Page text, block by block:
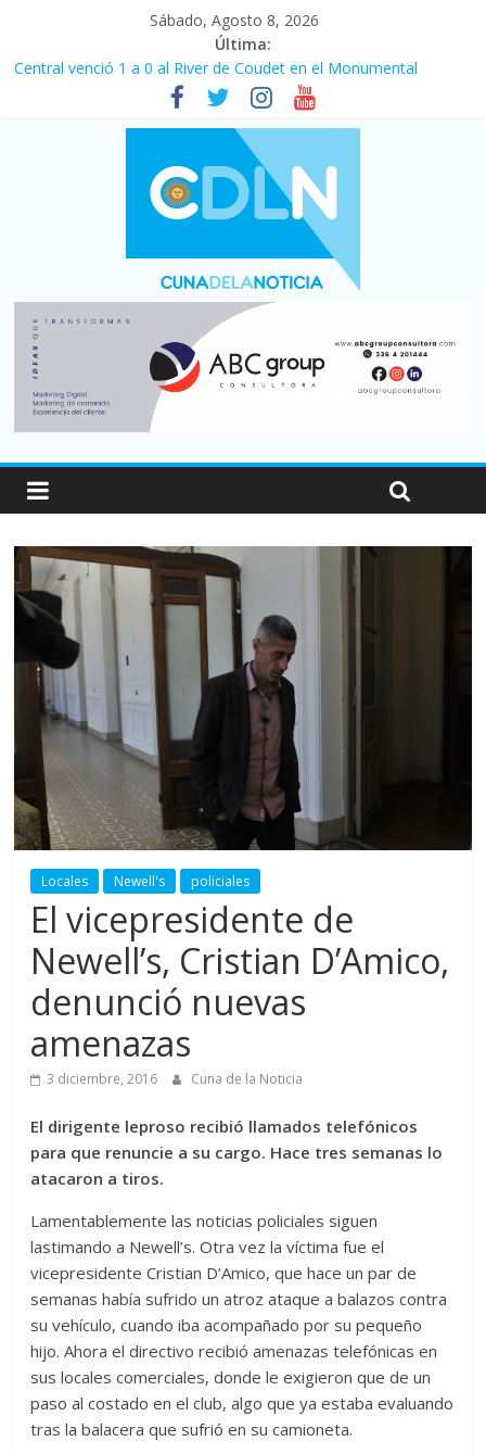
Sábado, Agosto 8, 2026
Última:
Central venció 1 a 0 al River de Coudet en el Monumental
La morosidad alcanzó su nivel más alto en dos décadas y ya
afecta a 400 mil deudores en Santa Fe
Desde que asumió Milei cerraron 41.000 kioscos: el sector
denuncia crisis como en 2001
Vacaciones de invierno con más movimiento y consumo
turístico: 4,6 millones de personas viajaron por el país, un 5,9%
Fuerte caída de la venta de autos usados en julio: bajó un 12,6%
Locales Newell's policiales
El vicepresidente de
Newell’s, Cristian D’Amico,
denunció nuevas
amenazas
3 diciembre, 2016 Cuna de la Noticia
El dirigente leproso recibió llamados telefónicos
para que renuncie a su cargo. Hace tres semanas lo
atacaron a tiros.
Lamentablemente las noticias policiales siguen
lastimando a Newell’s. Otra vez la víctima fue el
vicepresidente Cristian D’Amico, que hace un par de
semanas había sufrido un atroz ataque a balazos contra
su vehículo, cuando iba acompañado por su pequeño
hijo. Ahora el directivo recibió amenazas telefónicas en
sus locales comerciales, donde le exigieron que de un
paso al costado en el club, algo que ya estaba evaluando
tras la balacera que sufrió en su camioneta.